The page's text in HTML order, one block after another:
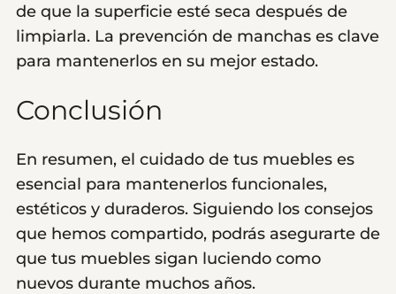
de que la superficie esté seca después de
limpiarla. La prevención de manchas es clave
para mantenerlos en su mejor estado.
Conclusión
En resumen, el cuidado de tus muebles es
esencial para mantenerlos funcionales,
estéticos y duraderos. Siguiendo los consejos
que hemos compartido, podrás asegurarte de
que tus muebles sigan luciendo como
nuevos durante muchos años.